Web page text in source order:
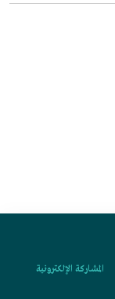
المشاركة الإلكترونية